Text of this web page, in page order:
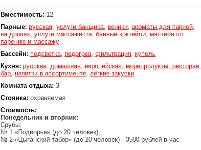
Вместимость: 12
Парные: русская, услуги банщика, веники, ароматы для парной,
на дровах, услуги массажиста, банные коктейли, мастера по
парению и массажу
Бассейн: подсветка, подогрев, фильтрация, купель
Кухня: русская, домашняя, европейская, морепродукты, ресторан,
бар, напитки в ассортименте, лёгкие закуски
Комната отдыха: 3
Стоянка: охраняемая
Стоимость:
Понедельник и вторник:
Срубы:
№ 1 «Подворье» (до 20 человек),
№ 2 «Цыганский табор» (до 20 человек) - 3500 рублей в час